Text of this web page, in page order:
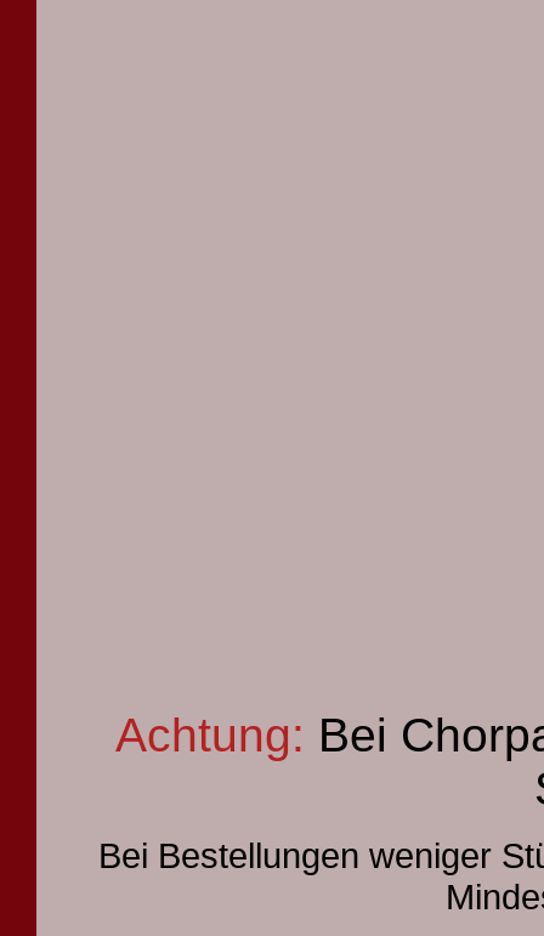
Achtung: Bei
Bei Bestellungen weniger